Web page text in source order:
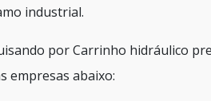
industrial.
por Carrinho hidráulico
empresas abaixo: